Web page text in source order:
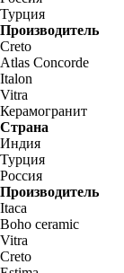
Турция
Производитель
Creto
Atlas Concorde
Italon
Vitra
Керамогранит
Страна
Индия
Турция
Россия
Производитель
Itaca
Boho ceramic
Vitra
Creto